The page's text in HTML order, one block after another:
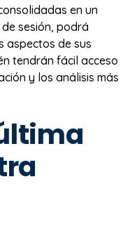
en un
sesión, podrá
aspectos de sus
tendrán fácil acceso
y los análisis más